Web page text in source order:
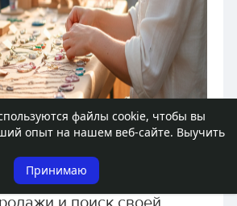
файлы cookie, чтобы вы
опыт на нашем веб-сайте. Выучить
Принимаю
- это только
Вторая половина -